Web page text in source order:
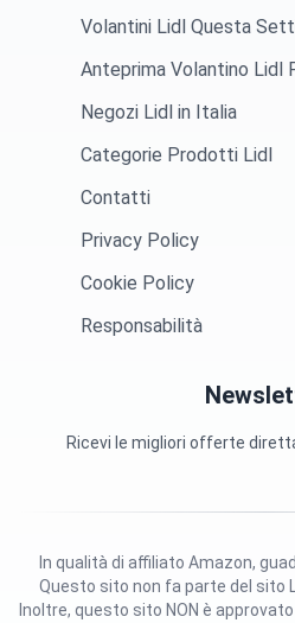
Volantini Lidl Questa
Anteprima Volantino Lidl
Negozi Lidl in Italia
Categorie Prodotti Lidl
Contatti
Privacy Policy
Cookie Policy
Responsabilità
Ricevi le migliori offerte
Questo sito non fa parte del sito
Inoltre, questo sito NON è approvato
In qualità di affiliato Amazon,